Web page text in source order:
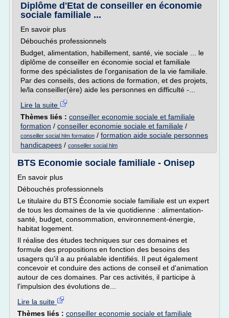
Diplôme d'Etat de conseiller en économie
sociale familiale ...
En savoir plus
Débouchés professionnels
Budget, alimentation, habillement, santé, vie sociale ... le
diplôme de conseiller en économie social et familiale
forme des spécialistes de l'organisation de la vie familiale.
Par des conseils, des actions de formation, et des projets,
le/la conseiller(ère) aide les personnes en difficulté -...
Lire la suite
Thèmes liés : conseiller economie sociale et familiale
formation / conseiller economie sociale et familiale /
conseiller social hlm formation / formation aide sociale personnes
handicapees / conseiller social hlm
BTS Economie sociale familiale - Onisep
En savoir plus
Débouchés professionnels
Le titulaire du BTS Économie sociale familiale est un expert
de tous les domaines de la vie quotidienne : alimentation-
santé, budget, consommation, environnement-énergie,
habitat logement.
Il réalise des études techniques sur ces domaines et
formule des propositions en fonction des besoins des
usagers qu'il a au préalable identifiés. Il peut également
concevoir et conduire des actions de conseil et d'animation
autour de ces domaines. Par ces activités, il participe à
l'impulsion des évolutions de...
Lire la suite
Thèmes liés : conseiller economie sociale et familiale